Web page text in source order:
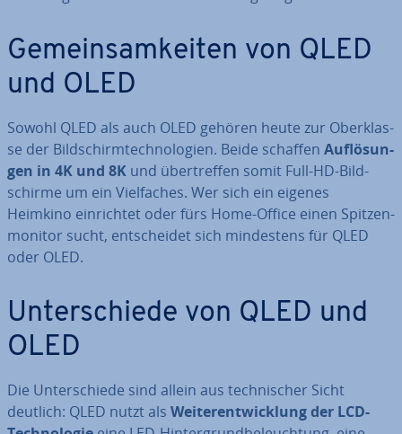
Ge­mein­sam­kei­ten von QLED
und OLED
Sowohl QLED als auch OLED gehören heute zur Ober­klas­
se der Bild­schirm­tech­no­lo­gien. Beide schaffen Auf­lö­sun­
gen in 4K und 8K und über­tref­fen somit Full-HD-Bild­
schir­me um ein Viel­fa­ches. Wer sich ein eigenes
Heimkino ein­rich­tet oder fürs Home-Office einen Spit­zen­
mo­ni­tor sucht, ent­schei­det sich min­des­tens für QLED
oder OLED.
Un­ter­schie­de von QLED und
OLED
Die Un­ter­schie­de sind allein aus tech­ni­scher Sicht
deutlich: QLED nutzt als Wei­ter­ent­wick­lung der LCD-